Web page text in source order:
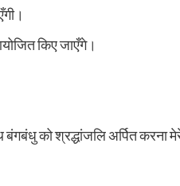
किए जाएँगे।
को श्रद्धांजलि अर्पित करना मेरे